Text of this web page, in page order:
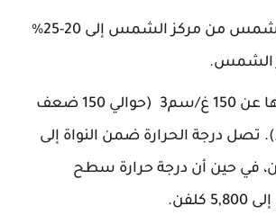
تمتد نواة الشمس من مركز الشمس إلى 20-25%
الشمس.
وتزيد كثافتها عن 150 غ/سم3 (حوالي 150 ضعف
تصل درجة الحرارة ضمن النواة إلى
في حين أن درجة حرارة سطح